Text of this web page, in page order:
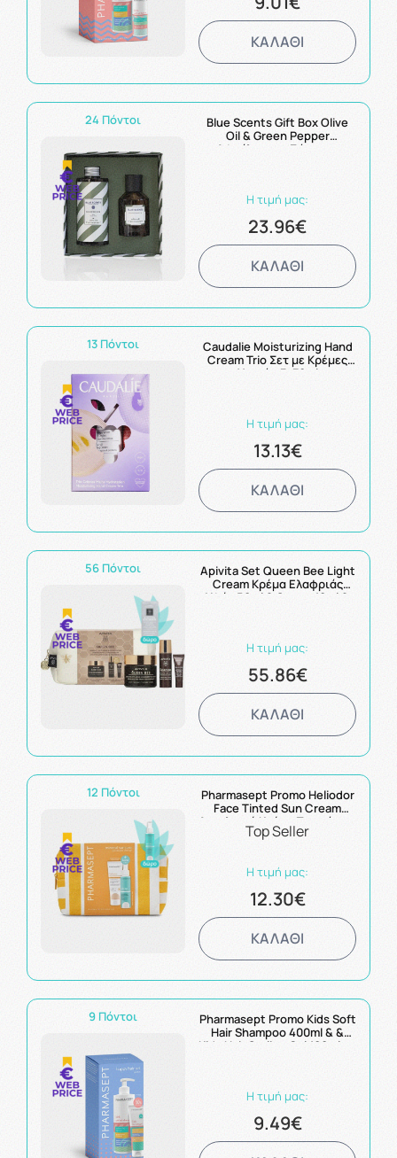
ΚΑΛΑΘΙ
24 Πόντοι
Blue Scents Gift Box Olive
Oil & Green Pepper
Αφρόλουτρο Σώματος
Η τιμή μας:
23.96€
ΚΑΛΑΘΙ
13 Πόντοι
Caudalie Moisturizing Hand
Cream Trio Σετ με Κρέμες
Χεριών 3x30ml
Η τιμή μας:
13.13€
ΚΑΛΑΘΙ
56 Πόντοι
Apivita Set Queen Bee Light
Cream Κρέμα Ελαφριάς
Υφής 50ml & Serum 10ml &
Η τιμή μας:
55.86€
ΚΑΛΑΘΙ
12 Πόντοι
Pharmasept Promo Heliodor
Face Tinted Sun Cream
Αντηλιακή Κρέμα Προσώπου
με Χρώμα SPF50 50ml &
Top Seller
Η τιμή μας:
12.30€
ΚΑΛΑΘΙ
9 Πόντοι
Pharmasept Promo Kids Soft
Hair Shampoo 400ml & &
Kids Hair Styling Gel 100ml με
Η τιμή μας:
9.49€